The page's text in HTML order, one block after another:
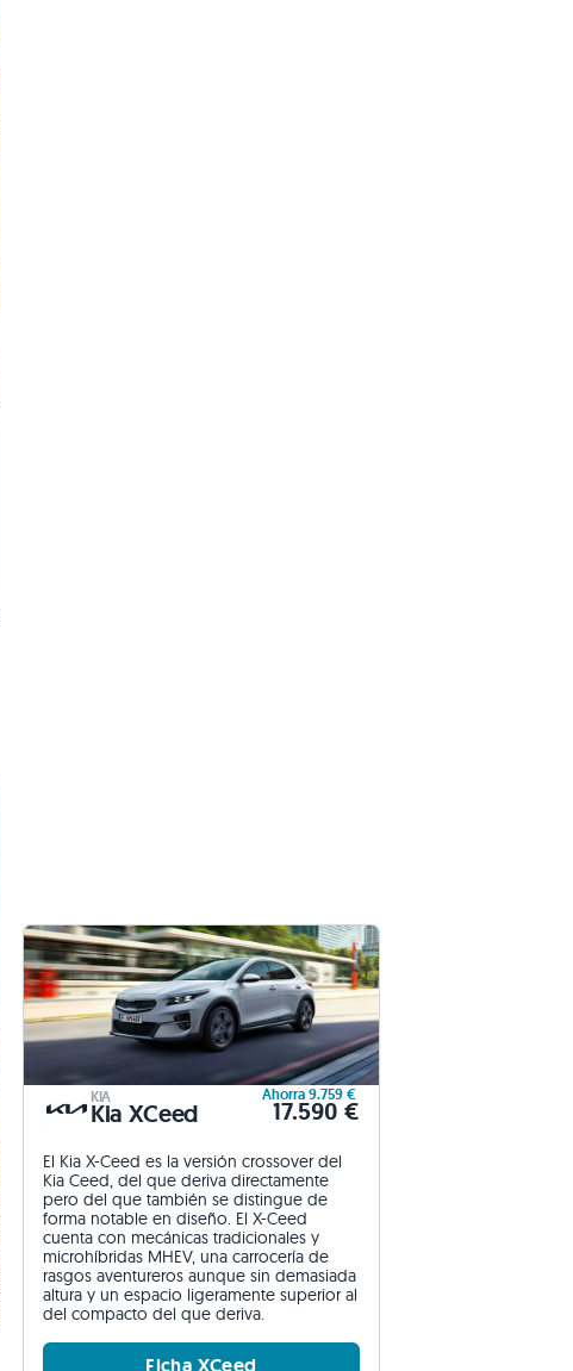
KIA
Kia XCeed
Ahorra 9.759 €
17.590 €
El Kia X-Ceed es la versión crossover del
Kia Ceed, del que deriva directamente
pero del que también se distingue de
forma notable en diseño. El X-Ceed
cuenta con mecánicas tradicionales y
microhíbridas MHEV, una carrocería de
rasgos aventureros aunque sin demasiada
altura y un espacio ligeramente superior al
del compacto del que deriva.
Ficha XCeed